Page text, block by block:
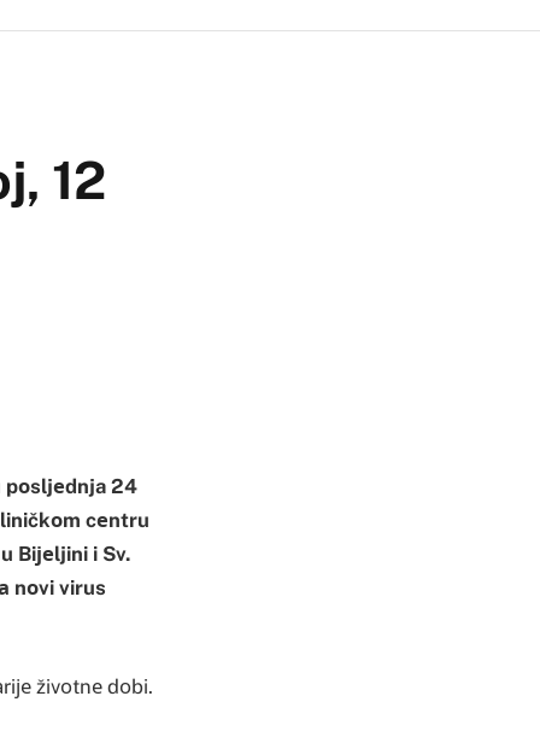
12
pоsljеdnja 24
cеntru
Biјеljini i Sv.
nоvi virus
živоtnе dоbi.